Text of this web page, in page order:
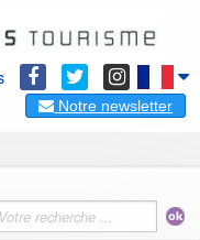
Notre newsletter